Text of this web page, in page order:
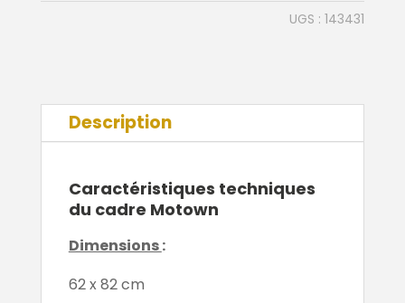
UGS :143431
Description
Caractéristiques techniques
du cadre Motown
Dimensions:
62 x 82 cm